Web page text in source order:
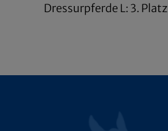
Dressurpferde L: 3. Platz